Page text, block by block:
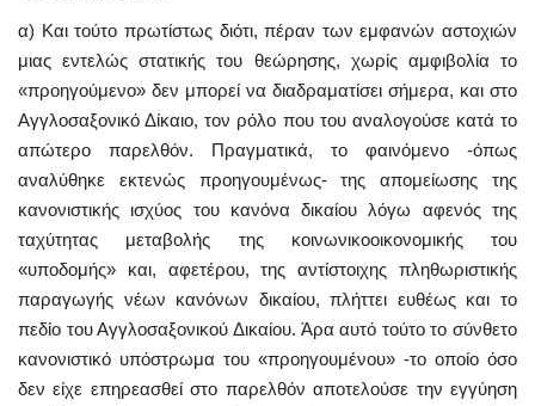
α) Και τούτο πρωτίστως διότι, πέραν των εμφανών αστοχιών
μιας εντελώς στατικής του θεώρησης, χωρίς αμφιβολία το
«προηγούμενο» δεν μπορεί να διαδραματίσει σήμερα, και στο
Αγγλοσαξονικό Δίκαιο, τον ρόλο που του αναλογούσε κατά το
απώτερο παρελθόν. Πραγματικά, το φαινόμενο -όπως
αναλύθηκε εκτενώς προηγουμένως- της απομείωσης της
κανονιστικής ισχύος του κανόνα δικαίου λόγω αφενός της
ταχύτητας μεταβολής της κοινωνικοοικονομικής του
«υποδομής» και, αφετέρου, της αντίστοιχης πληθωριστικής
παραγωγής νέων κανόνων δικαίου, πλήττει ευθέως και το
πεδίο του Αγγλοσαξονικού Δικαίου. Άρα αυτό τούτο το σύνθετο
κανονιστικό υπόστρωμα του «προηγουμένου» -το οποίο όσο
δεν είχε επηρεασθεί στο παρελθόν αποτελούσε την εγγύηση